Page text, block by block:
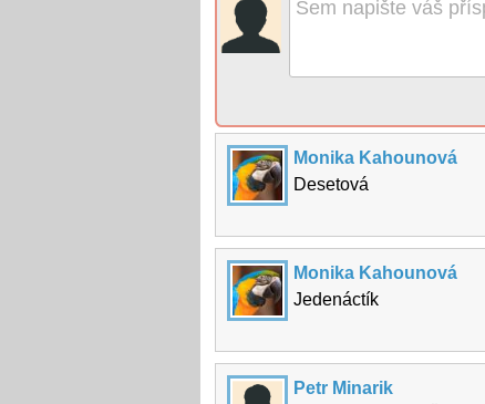
Monika Kahounová
Desetová
Monika Kahounová
Jedenáctík
Petr Minarik